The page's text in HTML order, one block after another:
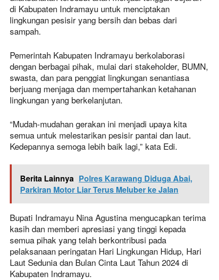
di Kabupaten Indramayu untuk menciptakan
lingkungan pesisir yang bersih dan bebas dari
sampah.
Pemerintah Kabupaten Indramayu berkolaborasi
dengan berbagai pihak, mulai dari stakeholder, BUMN,
swasta, dan para penggiat lingkungan senantiasa
berjuang menjaga dan mempertahankan ketahanan
lingkungan yang berkelanjutan.
“Mudah-mudahan gerakan ini menjadi upaya kita
semua untuk melestarikan pesisir pantai dan laut.
Kedepannya semoga lebih baik lagi,” kata Edi.
Berita Lainnya Polres Karawang Diduga Abai,
Parkiran Motor Liar Terus Meluber ke Jalan
Bupati Indramayu Nina Agustina mengucapkan terima
kasih dan memberi apresiasi yang tinggi kepada
semua pihak yang telah berkontribusi pada
pelaksanaan peringatan Hari Lingkungan Hidup, Hari
Laut Sedunia dan Bulan Cinta Laut Tahun 2024 di
Kabupaten Indramayu.